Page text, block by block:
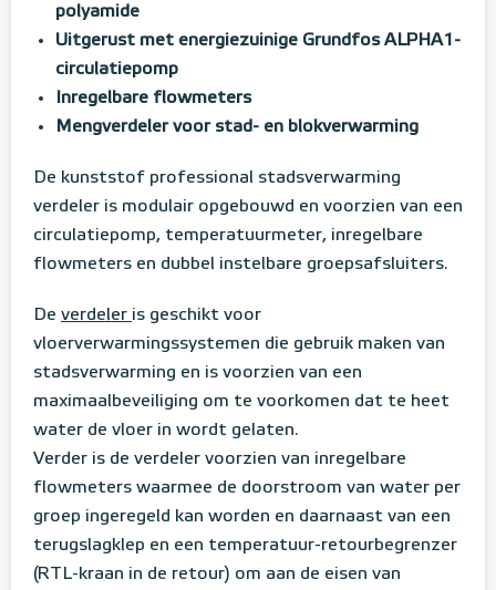
polyamide
Uitgerust met energiezuinige Grundfos ALPHA1-
circulatiepomp
Inregelbare flowmeters
Mengverdeler voor stad- en blokverwarming
De kunststof professional stadsverwarming
verdeler is modulair opgebouwd en voorzien van een
circulatiepomp, temperatuurmeter, inregelbare
flowmeters en dubbel instelbare groepsafsluiters.
De verdeler is geschikt voor
vloerverwarmingssystemen die gebruik maken van
stadsverwarming en is voorzien van een
maximaalbeveiliging om te voorkomen dat te heet
water de vloer in wordt gelaten.
Verder is de verdeler voorzien van inregelbare
flowmeters waarmee de doorstroom van water per
groep ingeregeld kan worden en daarnaast van een
terugslagklep en een temperatuur-retourbegrenzer
(RTL-kraan in de retour) om aan de eisen van